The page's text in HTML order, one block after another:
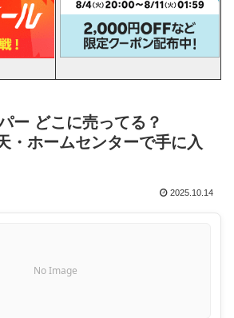
ー どこに売ってる？
・ホームセンターで手に入
2025.10.14
No Image